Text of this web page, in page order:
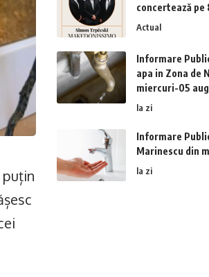
concertează pe
Actual
Informare
apa in Zona de
miercuri-05
la zi
Informare
Marinescu din
la zi